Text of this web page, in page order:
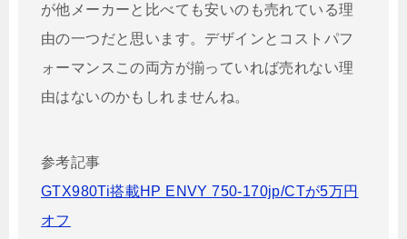
が他メーカーと比べても安いのも売れている理
由の一つだと思います。デザインとコストパフ
ォーマンスこの両方が揃っていれば売れない理
由はないのかもしれませんね。
参考記事
GTX980Ti搭載HP ENVY 750-170jp/CTが5万円
オフ